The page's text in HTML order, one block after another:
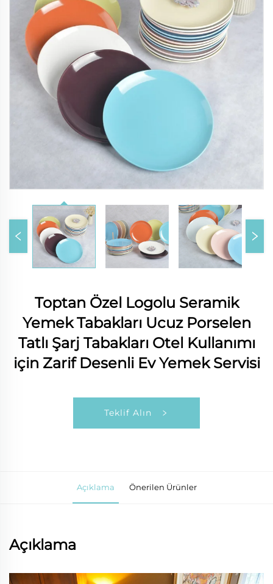
Toptan Özel Logolu Seramik
Yemek Tabakları Ucuz Porselen
Tatlı Şarj Tabakları Otel Kullanımı
için Zarif Desenli Ev Yemek Servisi
Teklif Alın
Açıklama Önerilen Ürünler
Açıklama